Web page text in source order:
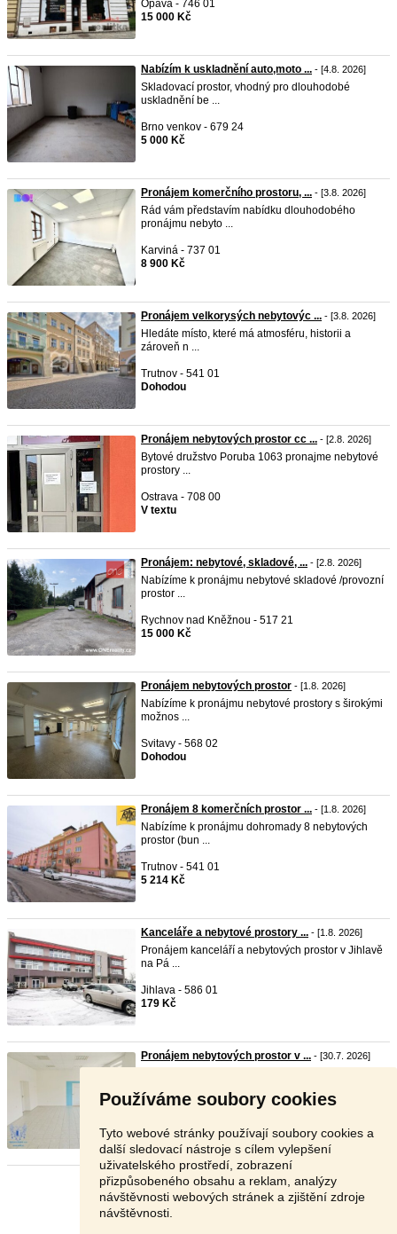
Používáme soubory cookies
Tyto webové stránky používají soubory cookies a
další sledovací nástroje s cílem vylepšení
uživatelského prostředí, zobrazení
přizpůsobeného obsahu a reklam, analýzy
návštěvnosti webových stránek a zjištění zdroje
návštěvnosti.
Opava - 746 01
15 000 Kč
Nabízím k uskladnění auto,moto ... - [4.8. 2026]
Skladovací prostor, vhodný pro dlouhodobé
uskladnění be ...
Brno venkov - 679 24
5 000 Kč
Pronájem komerčního prostoru, ... - [3.8. 2026]
Rád vám představím nabídku dlouhodobého
pronájmu nebyto ...
Karviná - 737 01
8 900 Kč
Pronájem velkorysých nebytovýc ... - [3.8. 2026]
Hledáte místo, které má atmosféru, historii a
zároveň n ...
Trutnov - 541 01
Dohodou
Pronájem nebytových prostor cc ... - [2.8. 2026]
Bytové družstvo Poruba 1063 pronajme nebytové
prostory ...
Ostrava - 708 00
V textu
Pronájem: nebytové, skladové, ... - [2.8. 2026]
Nabízíme k pronájmu nebytové skladové /provozní
prostor ...
Rychnov nad Kněžnou - 517 21
15 000 Kč
Pronájem nebytových prostor - [1.8. 2026]
Nabízíme k pronájmu nebytové prostory s širokými
možnos ...
Svitavy - 568 02
Dohodou
Pronájem 8 komerčních prostor ... - [1.8. 2026]
Nabízíme k pronájmu dohromady 8 nebytových
prostor (bun ...
Trutnov - 541 01
5 214 Kč
Kanceláře a nebytové prostory ... - [1.8. 2026]
Pronájem kanceláří a nebytových prostor v Jihlavě
na Pá ...
Jihlava - 586 01
179 Kč
Pronájem nebytových prostor v ... - [30.7. 2026]
20 000 Kč
Stránka: 1 2 3 Další